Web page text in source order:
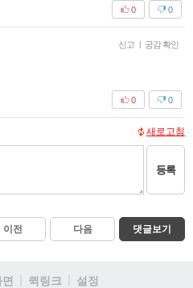
0
0
신고 | 공감 확인
0
0
새로고침
등록
이전 다음 댓글보기
퀵링크
설정